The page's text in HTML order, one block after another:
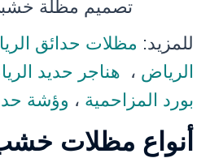
تصميم مظلة
للمزيد: مظلات حدائق
الرياض ، هناجر حديد
بورد المزاحمية ، وؤشة
أنواع مظلات